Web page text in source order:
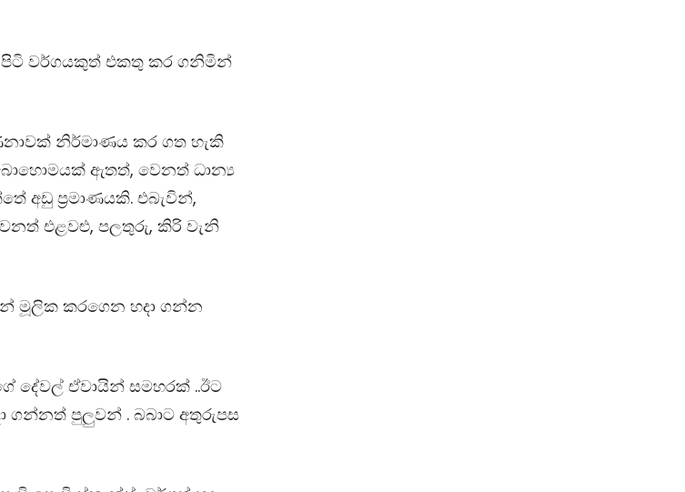
වර්ගයකුත් එකතු කර ගනිමින්
නිර්මාණය කර ගත හැකි
ඇතත්, වෙනත් ධාන්‍ය
අඩු ප්‍රමාණයකි. එබැවින්,
එළවළු, පලතුරු, කිරි වැනි
මූලික කරගෙන හදා ගන්න
ඒවායින් සමහරක් ..ඊට
ගන්නත් පුලුවන් . බබාට අතුරුපස